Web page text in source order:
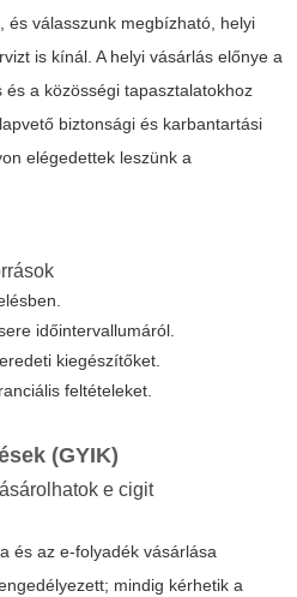
és válasszunk megbízható, helyi
is kínál. A helyi vásárlás előnye a
a közösségi tapasztalatokhoz
biztonsági és karbantartási
elégedettek leszünk a
időintervallumáról.
kiegészítőket.
feltételeket.
(GYIK)
e cigit
és az e-folyadék vásárlása
mindig kérhetik a